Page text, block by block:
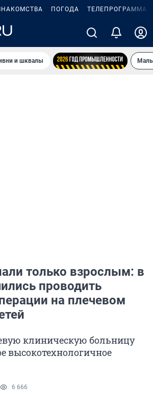
ПОГОДА ТЕЛЕПРОГРАММА
и шквалы
только взрослым: в
проводить
на плечевом
клиническую больницу
высокотехнологичное
6 666